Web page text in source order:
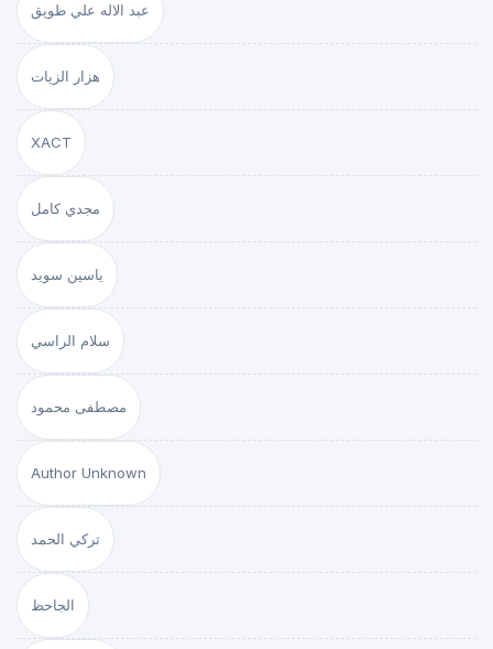
عبد الاله علي طويق
هزار الزيات
XACT
مجدي كامل
ياسين سويد
سلام الراسي
مصطفى محمود
Author Unknown
تركي الحمد
الجاحظ